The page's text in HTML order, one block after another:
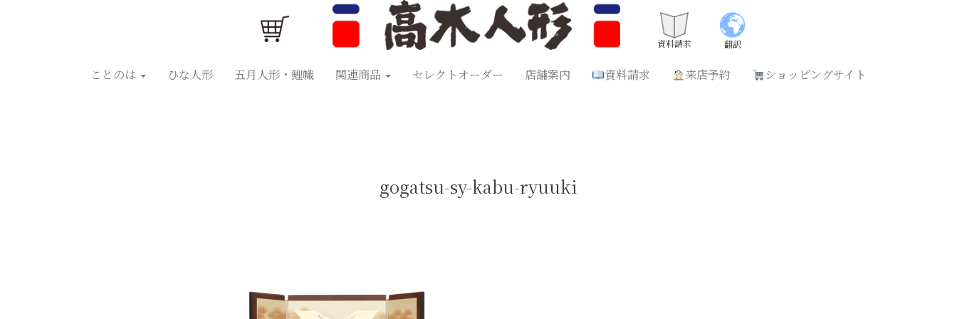
ことのは五月人形 お正月飾り お祝い品 セレクトオーダー 来店予約
資料請求 翻訳
ことのは ひな人形 五月人形・鯉幟 関連商品 セレクトオーダー 店舗案内 資料請求 来店予約 ショッピングサイト
gogatsu-sy-kabu-ryuuki